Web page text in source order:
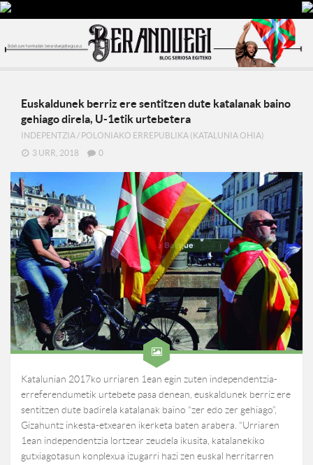
Euskaldunek berriz ere sentitzen dute katalanak baino
gehiago direla, U-1etik urtebetera
INDEPENTZIA / POLONIAKO ERREPUBLIKA (KATALUNIA OHIA)
3 URR, 2018
0
Katalunian 2017ko urriaren 1ean egin zuten independentzia-
erreferendumetik urtebete pasa denean, euskaldunek berriz ere
sentitzen dute badirela katalanak baino “zer edo zer gehiago”,
Gizahuntz inkesta-etxearen ikerketa baten arabera. “Urriaren
1ean independentzia lortzear zeudela ikusita, katalanekiko
gutxiagotasun konplexua izugarri hazi zen euskal herritarren